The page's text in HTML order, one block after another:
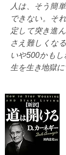
人は、そう簡
できない。そ
定して突き進
さえ難しくな
いや500かも
生を生き地獄に